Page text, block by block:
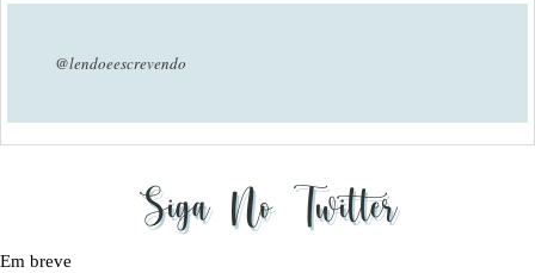
@lendoeescrevendo
Siga No Twitter
Em breve